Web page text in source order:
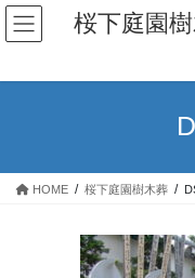
コ
ン
ン
ナ
ビ
ー
桜下庭園
HOME 桜下庭園樹木葬